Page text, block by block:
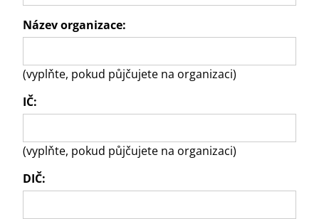
Název organizace:
(vyplňte, pokud půjčujete na organizaci)
IČ:
(vyplňte, pokud půjčujete na organizaci)
DIČ: